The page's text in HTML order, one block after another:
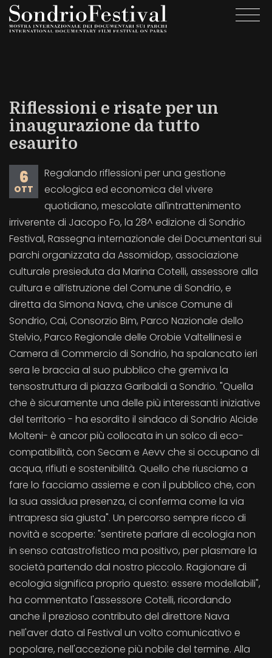
Salta
Riflessioni e risate per un
inaugurazione da tutto
esaurito
6
OTT
Regalando riflessioni per una gestione
ecologica ed economica del vivere
quotidiano, mescolate all'intrattenimento
irriverente di Jacopo Fo, la 28^ edizione di Sondrio
Festival, Rassegna internazionale dei Documentari sui
parchi organizzata da Assomidop, associazione
culturale presieduta da Marina Cotelli, assessore alla
cultura e all’istruzione del Comune di Sondrio, e
diretta da Simona Nava, che unisce Comune di
Sondrio, Cai, Consorzio Bim, Parco Nazionale dello
Stelvio, Parco Regionale delle Orobie Valtellinesi e
Camera di Commercio di Sondrio, ha spalancato ieri
sera le braccia al suo pubblico che gremiva la
tensostruttura di piazza Garibaldi a Sondrio. "Quella
che è sicuramente una delle più interessanti iniziative
del territorio - ha esordito il sindaco di Sondrio Alcide
Molteni- è ancor più collocata in un solco di eco-
compatibilità, con Secam e Aevv che si occupano di
acqua, rifiuti e sostenibilità. Quello che riusciamo a
fare lo facciamo assieme e con il pubblico che, con
la sua assidua presenza, ci conferma come la via
intrapresa sia giusta". Un percorso sempre ricco di
novità e scoperte: "sentirete parlare di ecologia non
in senso catastrofistico ma positivo, per plasmare la
società partendo dal nostro piccolo. Ragionare di
ecologia significa proprio questo: essere modellabili",
ha commentato l'assessore Cotelli, ricordando
anche il prezioso contributo del direttore Nava
nell'aver dato al Festival un volto comunicativo e
popolare, nell'accezione più nobile del termine. Alla